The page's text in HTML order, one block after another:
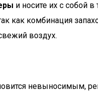
и носите их с собой
как комбинация
воздух.
невыносимым,